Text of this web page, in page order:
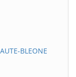
BLEONE